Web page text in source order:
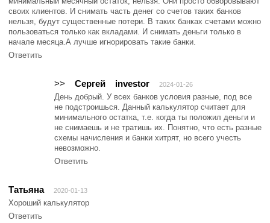
своих клиентов. И снимать часть денег со счетов таких банков
нельзя, будут существенные потери. В таких банках счетами можно
пользоваться только как вкладами. И снимать деньги только в
начале месяца.А лучше игнорировать такие банки.
Ответить
investor
>> Сергей 2024-01-26
День добрый. У всех банков условия разные, под все
не подстроишься. Данный калькулятор считает для
минимального остатка, т.е. когда ты положил деньги и
не снимаешь и не тратишь их. Понятно, что есть разные
схемы начисления и банки хитрят, но всего учесть
невозможно.
Ответить
Татьяна 2020-01-13
Хороший калькулятор
Ответить